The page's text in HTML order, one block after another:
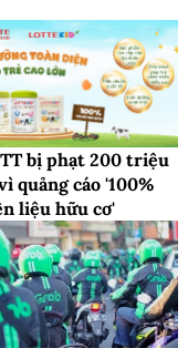
bị phạt 200 triệu
quảng cáo '100%
liệu hữu cơ'